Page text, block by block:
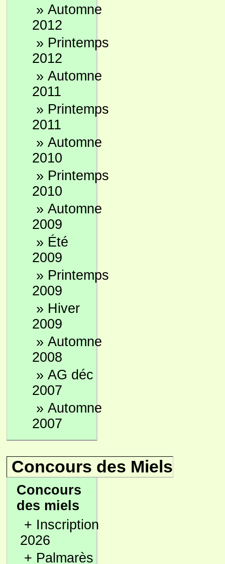
» Automne
2012
» Printemps
2012
» Automne
2011
» Printemps
2011
» Automne
2010
» Printemps
2010
» Automne
2009
» Été
2009
» Printemps
2009
» Hiver
2009
» Automne
2008
» AG déc
2007
» Automne
2007
Concours des Miels
Concours
des miels
+ Inscription
2026
+ Palmarès